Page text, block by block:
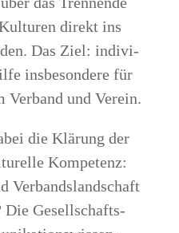
direkt ins
Das Ziel: indi­vi­
ins­be­son­de­re für
und Verein.
die Klä­rung der
Kom­pe­tenz:
Ver­bands­land­schaft
Gesell­schafts-